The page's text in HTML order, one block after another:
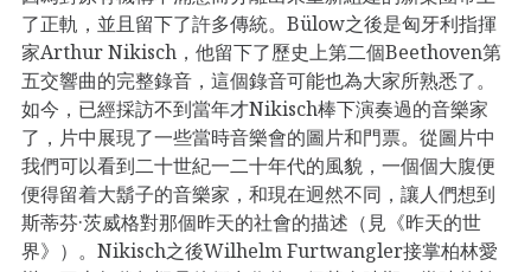
了正軌，並且留下了許多傳統。Bülow之後是匈牙利指揮
家Arthur Nikisch，他留下了歷史上第二個Beethoven第
五交響曲的完整錄音，這個錄音可能也為大家所熟悉了。
如今，已經採訪不到當年才Nikisch棒下演奏過的音樂家
了，片中展現了一些當時音樂會的圖片和門票。從圖片中
我們可以看到二十世紀一二十年代的風貌，一個個大腹便
便得留着大鬍子的音樂家，和現在迥然不同，讓人們想到
斯蒂芬·茨威格對那個昨天的社會的描述（見《昨天的世
界》）。Nikisch之後Wilhelm Furtwangler接掌柏林愛